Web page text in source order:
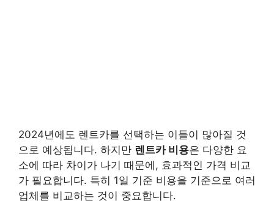
2024년에도 렌트카를 선택하는 이들이 많아질 것
으로 예상됩니다. 하지만 렌트카 비용은 다양한 요
소에 따라 차이가 나기 때문에, 효과적인 가격 비교
가 필요합니다. 특히 1일 기준 비용을 기준으로 여러
업체를 비교하는 것이 중요합니다.